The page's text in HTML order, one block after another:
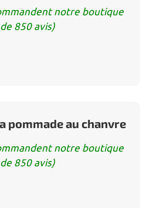
notre boutique
850 avis)
pommade au chanvre
notre boutique
850 avis)